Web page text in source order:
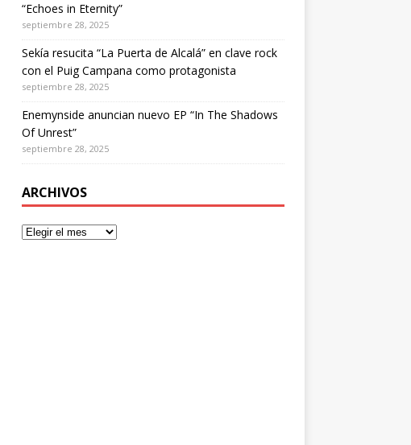
“Echoes in Eternity”
septiembre 28, 2025
Sekía resucita “La Puerta de Alcalá” en clave rock
con el Puig Campana como protagonista
septiembre 28, 2025
Enemynside anuncian nuevo EP “In The Shadows
Of Unrest”
septiembre 28, 2025
ARCHIVOS